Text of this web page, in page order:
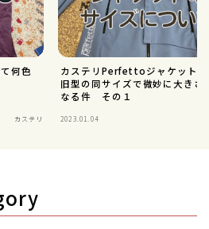
何色
カステリ
カステリPerfettoジャケット
旧型の同サイズで微妙に大きさ
なる件 その１
2023.01.04